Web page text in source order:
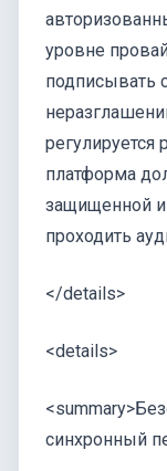
уровне
подписывать
платформа
защищенной
проходить
</details>
<details>
синхронный